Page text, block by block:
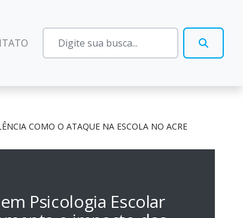
COMO O ATAQUE NA ESCOLA NO ACRE
Psicologia Escolar